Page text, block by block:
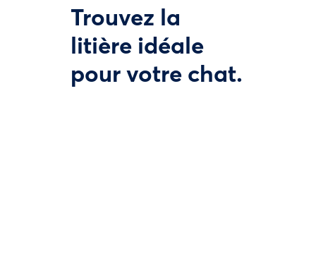
Trouvez la
litière idéale
pour votre chat.